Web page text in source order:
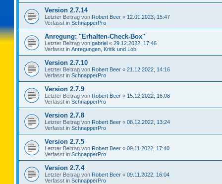
Version 2.7.14
Letzter Beitrag von Robert Beer « 12.01.2023, 15:47
Verfasst in SchnapperPro
Anregung: "Erhalten-Check-Box"
Letzter Beitrag von gabriel « 29.12.2022, 17:46
Verfasst in Anregungen, Kritik und Lob
Version 2.7.10
Letzter Beitrag von Robert Beer « 21.12.2022, 14:16
Verfasst in SchnapperPro
Version 2.7.9
Letzter Beitrag von Robert Beer « 15.12.2022, 16:08
Verfasst in SchnapperPro
Version 2.7.8
Letzter Beitrag von Robert Beer « 08.12.2022, 13:24
Verfasst in SchnapperPro
Version 2.7.5
Letzter Beitrag von Robert Beer « 09.11.2022, 17:40
Verfasst in SchnapperPro
Version 2.7.4
Letzter Beitrag von Robert Beer « 09.11.2022, 16:04
Verfasst in SchnapperPro